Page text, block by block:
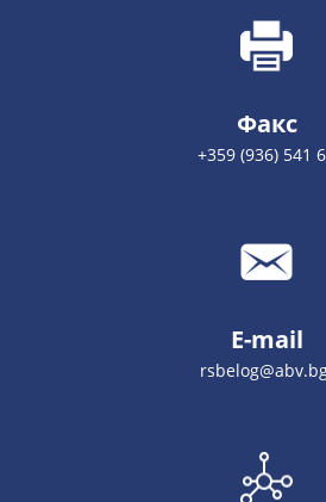
Факс
+359 (936) 541
E-mail